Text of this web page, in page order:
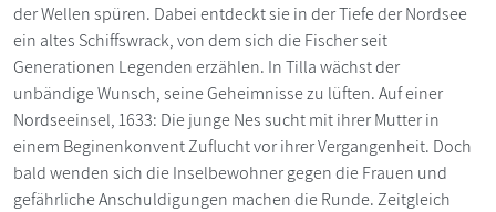
der Wellen spüren. Dabei entdeckt sie in der Tiefe der Nordsee
ein altes Schiffswrack, von dem sich die Fischer seit
Generationen Legenden erzählen. In Tilla wächst der
unbändige Wunsch, seine Geheimnisse zu lüften. Auf einer
Nordseeinsel, 1633: Die junge Nes sucht mit ihrer Mutter in
einem Beginenkonvent Zuflucht vor ihrer Vergangenheit. Doch
bald wenden sich die Inselbewohner gegen die Frauen und
gefährliche Anschuldigungen machen die Runde. Zeitgleich